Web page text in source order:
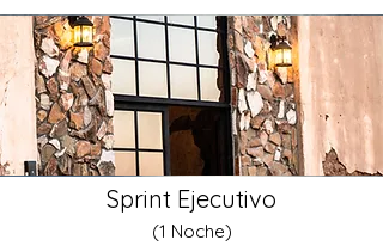
Sprint Ejecutivo
(1 Noche)